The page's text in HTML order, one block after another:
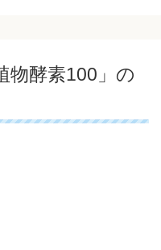
物酵素100」の